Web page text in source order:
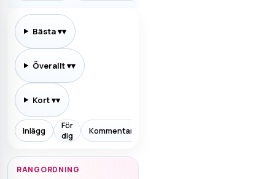
Bästa▾
Överallt▾
Kort▾
Inlägg
För
dig
Kommentarer
RANGORDNING